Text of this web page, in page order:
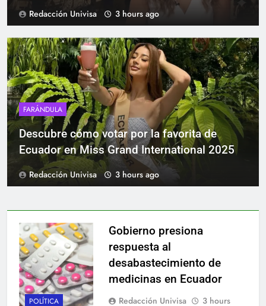
Redacción Univisa 3 hours ago
FARÁNDULA
Descubre cómo votar por la favorita de
Ecuador en Miss Grand International 2025
Redacción Univisa 3 hours ago
POLÍTICA
Gobierno presiona
respuesta al
desabastecimiento de
medicinas en Ecuador
Redacción Univisa
3 hours